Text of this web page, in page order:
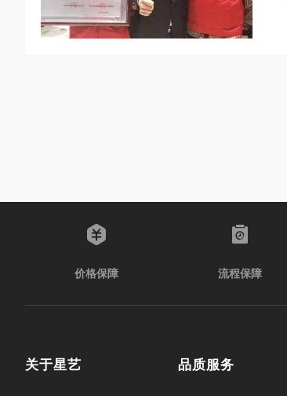
价格保障 流程保障
关于星艺 品质服务